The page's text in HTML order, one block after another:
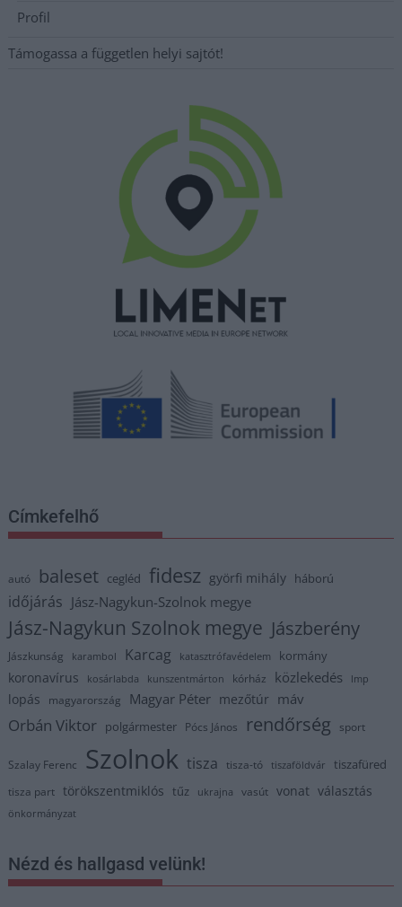
Profil
Támogassa a független helyi sajtót!
Címkefelhő
autó baleset cegléd fidesz györfi mihály háború
időjárás Jász-Nagykun-Szolnok megye
Jász-Nagykun Szolnok megye Jászberény
Jászkunság karambol Karcag katasztrófavédelem kormány
koronavírus kosárlabda kunszentmárton kórház közlekedés lmp
lopás magyarország Magyar Péter mezőtúr máv
Orbán Viktor polgármester Pócs János rendőrség sport
Szalay Ferenc Szolnok tisza tisza-tó tiszaföldvár tiszafüred
tisza part törökszentmiklós tűz ukrajna vasút vonat választás
önkormányzat
Nézd és hallgasd velünk!